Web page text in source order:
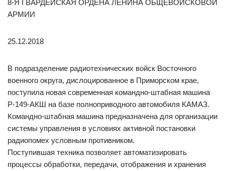
8-Я ГВАРДЕЙСКАЯ ОРДЕНА ЛЕНИНА ОБЩЕВОЙСКОВОЙ
АРМИИ
25.12.2018
В подразделение радиотехнических войск Восточного
военного округа, дислоцированное в Приморском крае,
поступила новая современная командно-штабная машина
Р-149-АКШ на базе полноприводного автомобиля КАМАЗ.
Командно-штабная машина предназначена для организации
системы управления в условиях активной постановки
радиопомех условным противником.
Поступившая техника позволяет автоматизировать
процессы обработки, передачи, отображения и хранения